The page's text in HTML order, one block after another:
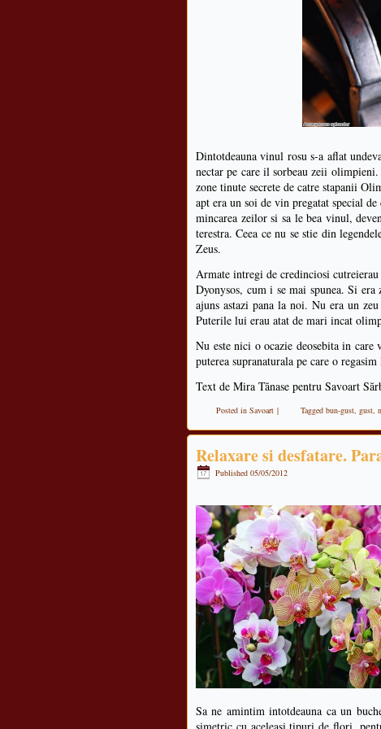
Dintotdeauna vinul rosu s-a aflat
nectar pe care il sorbeau zeii
zone tinute secrete de catre stapanii
apt era un soi de vin pregatat special
mincarea zeilor si sa le bea vinul,
terestra. Ceea ce nu se stie din
Zeus.
Armate intregi de credinciosi cutreierau
Dyonysos, cum i se mai spunea. Si
ajuns astazi pana la noi. Nu era un
Puterile lui erau atat de mari incat
Nu este nici o ocazie deosebita in
puterea supranaturala pe care o
Text de Mira Tănase pentru Savoart
Posted in Savoart | Tagged bun-gust, gust,
Relaxare si desfatare.
Published 05/05/2012
Sa ne amintim intotdeauna ca un